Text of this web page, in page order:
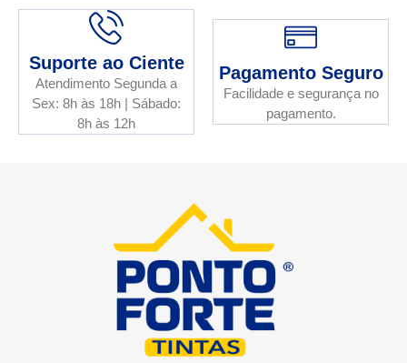
Suporte ao Ciente
Atendimento Segunda a
Sex: 8h às 18h | Sábado:
8h às 12h
Pagamento Seguro
Facilidade e segurança no
pagamento.